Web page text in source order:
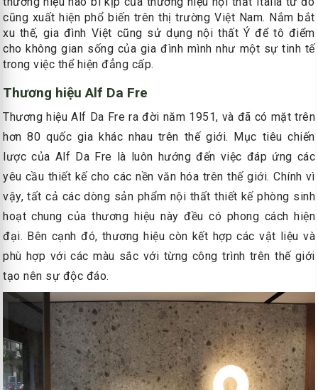
cũng xuất hiện phổ biến trên thị trường Việt Nam. Nắm bắt
xu thế, gia đình Việt cũng sử dụng nội thất Ý để tô điểm
cho không gian sống của gia đình mình như một sự tinh tế
trong việc thể hiện đẳng cấp.
Thương hiệu Alf Da Fre
Thương hiệu Alf Da Fre ra đời năm 1951, và đã có mặt trên
hơn 80 quốc gia khác nhau trên thế giới. Mục tiêu chiến
lược của Alf Da Fre là luôn hướng đến việc đáp ứng các
yêu cầu thiết kế cho các nền văn hóa trên thế giới. Chính vì
vậy, tất cả các dòng sản phẩm nội thất thiết kế phòng sinh
hoạt chung của thương hiệu này đều có phong cách hiện
đại. Bên cạnh đó, thương hiệu còn kết hợp các vật liệu và
phù hợp với các màu sắc với từng công trình trên thế giới
tạo nên sự độc đáo.